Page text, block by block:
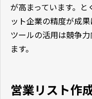
が高まっています。
ット企業の精度が成
ツールの活用は競争
ます。
営業リスト作